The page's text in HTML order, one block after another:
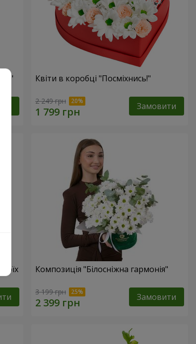
Квіти в коробці "Посміхнись!"
2 249 грн Замовити
Композиція "Білосніжна гармонія"
3 199 грн Замовити